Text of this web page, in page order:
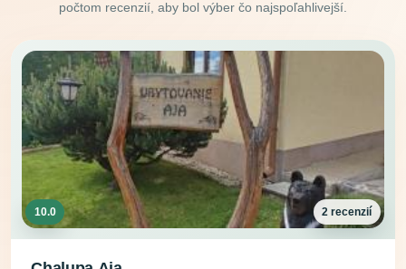
počtom recenzií, aby bol výber čo najspoľahlivejší.
10.0 2 recenzií